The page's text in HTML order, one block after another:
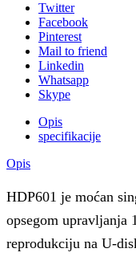
Twitter
Facebook
Pinterest
Mail to friend
Linkedin
Whatsapp
Skype
Opis
specifikacije
Opis
HDP601 je moćan
opsegom upravljanja
reprodukciju na U-